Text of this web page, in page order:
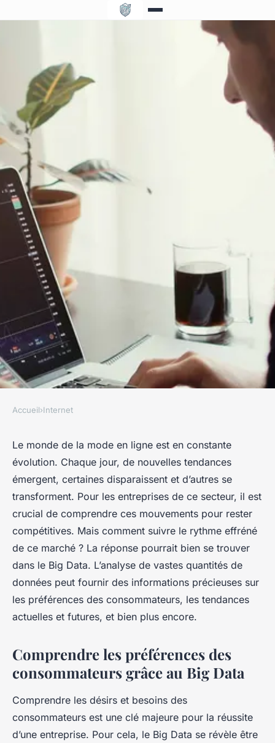
Comment le Big Data peut-il
aider à prédire les tendances
dans le domaine de la mode en
ligne ?
Elena•21 mars 2024• 6 min de lecture
Accueil›Internet
Le monde de la mode en ligne est en constante
évolution. Chaque jour, de nouvelles tendances
émergent, certaines disparaissent et d’autres se
transforment. Pour les entreprises de ce secteur, il est
crucial de comprendre ces mouvements pour rester
compétitives. Mais comment suivre le rythme effréné
de ce marché ? La réponse pourrait bien se trouver
dans le Big Data. L’analyse de vastes quantités de
données peut fournir des informations précieuses sur
les préférences des consommateurs, les tendances
actuelles et futures, et bien plus encore.
Comprendre les préférences des
consommateurs grâce au Big Data
Comprendre les désirs et besoins des
consommateurs est une clé majeure pour la réussite
d’une entreprise. Pour cela, le Big Data se révèle être